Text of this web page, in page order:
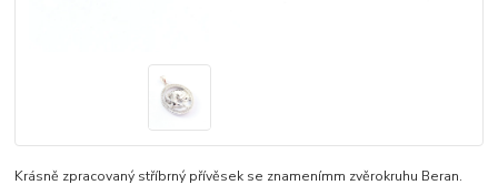
Krásně zpracovaný stříbrný přívěsek se znamenímm zvěrokruhu Beran.